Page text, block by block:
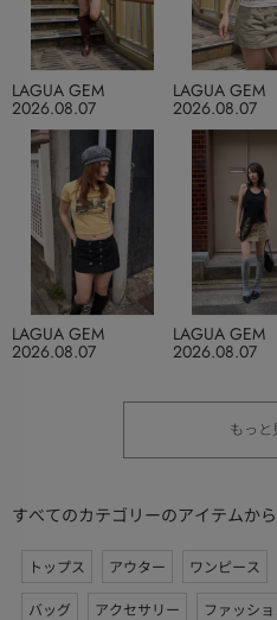
2026.08.07
LAGUA GEM
2026.08.07
LAGUA GEM
2026.08.07
LAGUA GEM
2026.08.07
LAGUA GEM
もっと
すべてのカテゴリーのアイテムか
トップス アウター ワンピース
バッグ
アクセサリー ファッシ